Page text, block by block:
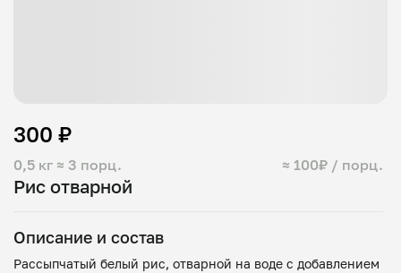
Рис отварной
0,5 кг ≈ 3 порц. ≈ 100₽ / порц.
300 ₽
Описание и состав
Рассыпчатый белый рис, отварной на воде с добавлением